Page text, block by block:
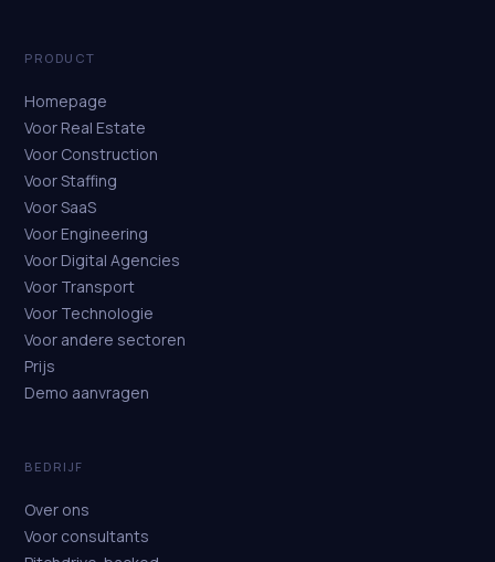
PRODUCT
Homepage
Voor Real Estate
Voor Construction
Voor Staffing
Voor SaaS
Voor Engineering
Voor Digital Agencies
Voor Transport
Voor Technologie
Voor andere sectoren
Prijs
Demo aanvragen
BEDRIJF
Over ons
Voor consultants